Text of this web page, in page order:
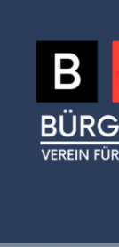
Inhalt
springen